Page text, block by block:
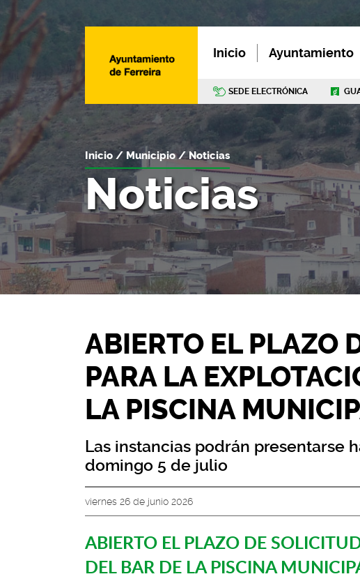
Inicio Ayuntamiento
SEDE ELECTRÓNICA
Noticias
Inicio Municipio Noticias
ABIERTO EL PLAZO
PARA LA
LA PISCINA
Las instancias podrán presentarse
domingo 5 de julio
viernes 26 de junio 2026
ABIERTO EL PLAZO DE
DEL BAR DE LA PISCINA